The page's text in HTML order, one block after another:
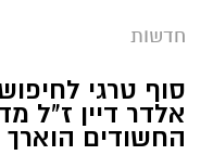
חדשות
סוף טרגי
אלדר דיין ז"ל
החשודים הוארך